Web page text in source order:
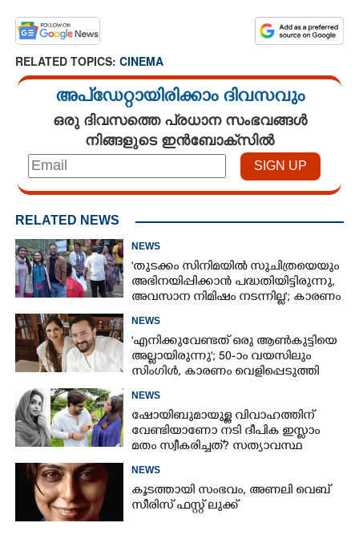
RELATED TOPICS: CINEMA
അപ്ഡേറ്റായിരിക്കാം ദിവസവും
ഒരു ദിവസത്തെ പ്രധാന സംഭവങ്ങൾ
നിങ്ങളുടെ ഇൻബോക്സിൽ
RELATED NEWS
NEWS
'തുടക്കം സിനിമയിൽ സുചിത്രയെയും
അഭിനയിപ്പിക്കാൻ പദ്ധതിയിട്ടിരുന്നു,​
അവസാന നിമിഷം നടന്നില്ല'; കാരണം
തുറന്നുപറഞ്ഞ് ജൂഡ് ആന്റണി
NEWS
'എനിക്കുവേണ്ടത് ഒരു ആൺകുട്ടിയെ
അല്ലായിരുന്നു'; 50-ാം വയസിലും
സിംഗിൾ, കാരണം വെളിപ്പെടുത്തി
സബ പട്ടൗഡി
NEWS
ഷോയിബുമായുള്ള വിവാഹത്തിന്
വേണ്ടിയാണോ നടി ദീപിക ഇസ്ലാം
മതം സ്വീകരിച്ചത്? സത്യാവസ്ഥ
വെളിപ്പെടുത്തി സുഹൃത്ത്‌
NEWS
കൂടത്തായി സംഭവം, അണലി വെബ്
സീരിസ് ഫസ്റ്റ് ലുക്ക്